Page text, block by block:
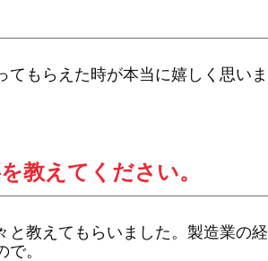
もらえた時が本当に嬉しく思いま
教えてください。
と教えてもらいました。製造業の経
。